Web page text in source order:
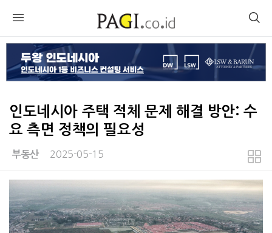
인도네시아 주택 적체 문제 해결 방안: 수
요 측면 정책의 필요성
부동산 2025-05-15